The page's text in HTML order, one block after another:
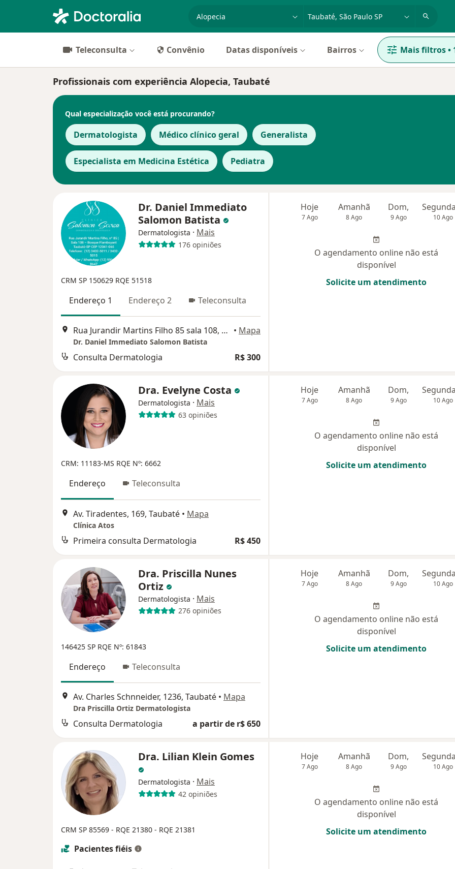
cidade ou região
Teleconsulta Convênio Datas disponíveis Bairros Mais filtros•
Profissionais com experiência Alopecia, Taubaté
Qual especialização você está procurando?
Dermatologista Médico clínico geral Generalista
Especialista em Medicina Estética Pediatra
Dr. Daniel Immediato
Salomon Batista
Dermatologista · Mais
176 opiniões
CRM SP 150629 RQE 51518
Endereço 1 Endereço 2 Teleconsulta
Rua Jurandir Martins Filho 85 sala 108, Taubaté • Mapa
Dr. Daniel Immediato Salomon Batista
Consulta Dermatologia R$ 300
Hoje
7 Ago
Amanhã
8 Ago
Dom,
9 Ago 10 Ago
O agendamento online não está
disponível
Solicite um atendimento
Dra. Evelyne Costa
Dermatologista · Mais
63 opiniões
CRM: 11183-MS RQE Nº: 6662
Endereço Teleconsulta
Av. Tiradentes, 169, Taubaté • Mapa
Clínica Atos
Primeira consulta Dermatologia R$ 450
Hoje
7 Ago
Amanhã
8 Ago
Dom,
9 Ago 10 Ago
O agendamento online não está
disponível
Solicite um atendimento
Dra. Priscilla Nunes
Ortiz
Dermatologista · Mais
276 opiniões
146425 SP RQE Nº: 61843
Endereço Teleconsulta
Av. Charles Schnneider, 1236, Taubaté • Mapa
Dra Priscilla Ortiz Dermatologista
Consulta Dermatologia a partir de r$ 650
Hoje
7 Ago
Amanhã
8 Ago
Dom,
9 Ago 10 Ago
O agendamento online não está
disponível
Solicite um atendimento
Dra. Lilian Klein Gomes
Dermatologista · Mais
42 opiniões
CRM SP 85569 - RQE 21380 - RQE 21381
Pacientes fiéis
Hoje
7 Ago
Amanhã
8 Ago
Dom,
9 Ago 10 Ago
O agendamento online não está
disponível
Solicite um atendimento